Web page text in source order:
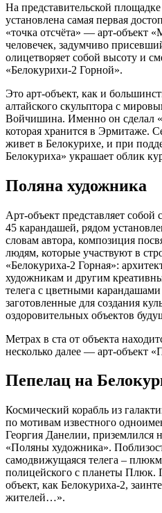
На представительской
установлена самая первая
«точка отсчёта» — арт-объект
человечек, задумчиво
олицетворяет собой высоту и
«Белокурихи-2 Горной».
Это арт-объект, как и
алтайского скульптора с
Войчишина. Именно он сделал
которая хранится в Эрмитаже.
живет в Белокурихе, и при
Белокуриха» украшает облик
Поляна художника
Арт-объект представляет
45 карандашей, рядом
словам автора, композиция
людям, которые участвуют в
«Белокуриха-2 Горная»:
художникам и другим
телега с цветными
заготовленные для создания
оздоровительных объектов
Метрах в ста от объекта
несколько далее — арт-объект
Пепелац на
Космический корабль из
по мотивам известного
Георгия Данелии, приземлился
«Поляны художника».
самодвижущаяся телега –
полицейского с планеты Плюк.
объект, как Белокуриха-2,
жителей…».